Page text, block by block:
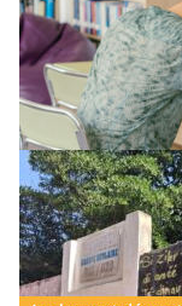
Le projet de loi sur
supérieur privé
qui relègue l’acte
Lire la suite →